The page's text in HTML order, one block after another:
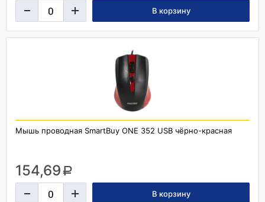
Мышь проводная SmartBuy ONE 352 USB чёрно-красная
154,69 a